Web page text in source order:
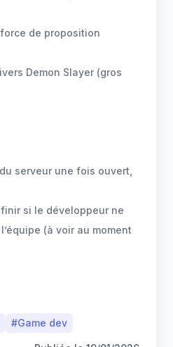
de proposition
Demon Slayer (gros
serveur une fois ouvert,
si le développeur ne
(à voir au moment
#Game dev